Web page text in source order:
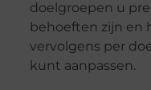
doelgroepen u
behoeften zijn en
vervolgens per
kunt aanpassen.